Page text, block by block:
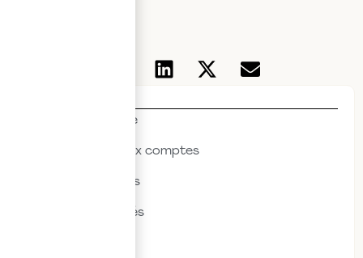
Actualités & veille
Commissariat aux comptes
Droit des affaires
Droit des sociétés